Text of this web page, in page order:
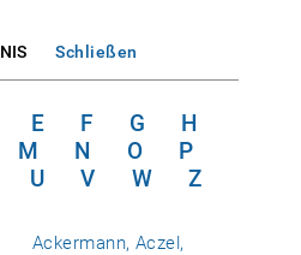
Schließen
E F G
H
M N O
P
U V W Z
Ackermann, Aczel,